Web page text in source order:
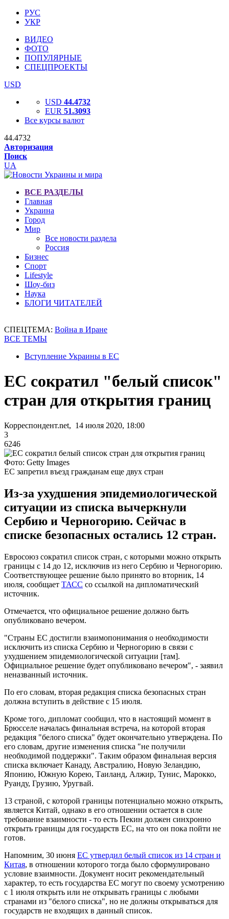
РУС
УКР
ВИДЕО
ФОТО
ПОПУЛЯРНЫЕ
СПЕЦПРОЕКТЫ
USD
USD 44.4732
EUR 51.3093
Все курсы валют
44.4732
Авторизация
Поиск
UA
ВСЕ РАЗДЕЛЫ
Главная
Украина
Город
Мир
Все новости раздела
Россия
Бизнес
Спорт
Lifestyle
Шоу-биз
Наука
БЛОГИ ЧИТАТЕЛЕЙ
СПЕЦТЕМА: Война в Иране
ВСЕ ТЕМЫ
Вступление Украины в ЕС
ЕС сократил "белый список"
стран для открытия границ
Корреспондент.net, 14 июля 2020, 18:00
3
6246
Фото: Getty Images
ЕС запретил въезд гражданам еще двух стран
Из-за ухудшения эпидемиологической
ситуации из списка вычеркнули
Сербию и Черногорию. Сейчас в
списке безопасных остались 12 стран.
Евросоюз сократил список стран, с которыми можно открыть
границы с 14 до 12, исключив из него Сербию и Черногорию.
Соответствующее решение было принято во вторник, 14
июля, сообщает ТАСС со ссылкой на дипломатический
источник.
Отмечается, что официальное решение должно быть
опубликовано вечером.
"Страны ЕС достигли взаимопонимания о необходимости
исключить из списка Сербию и Черногорию в связи с
ухудшением эпидемиологической ситуации [там].
Официальное решение будет опубликовано вечером", - заявил
неназванный источник.
По его словам, вторая редакция списка безопасных стран
должна вступить в действие с 15 июля.
Кроме того, дипломат сообщил, что в настоящий момент в
Брюсселе началась финальная встреча, на которой вторая
редакция "белого списка" будет окончательно утверждена. По
его словам, другие изменения списка "не получили
необходимой поддержки". Таким образом финальная версия
списка включает Канаду, Австралию, Новую Зеландию,
Японию, Южную Корею, Таиланд, Алжир, Тунис, Марокко,
Руанду, Грузию, Уругвай.
13 страной, с которой границы потенциально можно открыть,
является Китай, однако в его отношении остается в силе
требование взаимности - то есть Пекин должен синхронно
открыть границы для государств ЕС, на что он пока пойти не
готов.
Напомним, 30 июня ЕС утвердил белый список из 14 стран и
Китая, в отношении которого тогда было сформулировано
условие взаимности. Документ носит рекомендательный
характер, то есть государства ЕС могут по своему усмотрению
с 1 июля открыть или не открывать границы с любыми
странами из "белого списка", но не должны открываться для
государств не входящих в данный список.